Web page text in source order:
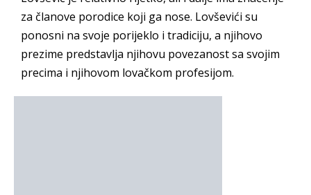
za članove porodice koji ga nose. Lovševići su
ponosni na svoje porijeklo i tradiciju, a njihovo
prezime predstavlja njihovu povezanost sa svojim
precima i njihovom lovačkom profesijom.